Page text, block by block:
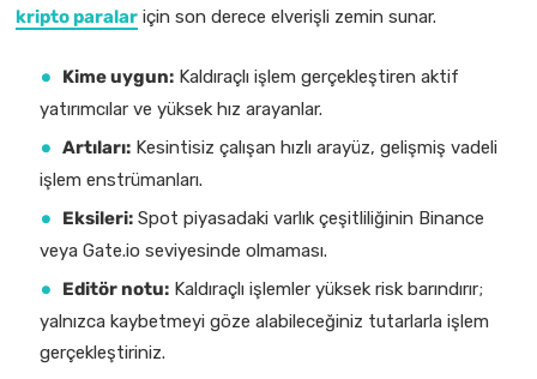
kripto paralar için son derece elverişli zemin sunar.
Kime uygun: Kaldıraçlı işlem gerçekleştiren aktif
yatırımcılar ve yüksek hız arayanlar.
Artıları: Kesintisiz çalışan hızlı arayüz, gelişmiş vadeli
işlem enstrümanları.
Eksileri: Spot piyasadaki varlık çeşitliliğinin Binance
veya Gate.io seviyesinde olmaması.
Editör notu: Kaldıraçlı işlemler yüksek risk barındırır;
yalnızca kaybetmeyi göze alabileceğiniz tutarlarla işlem
gerçekleştiriniz.